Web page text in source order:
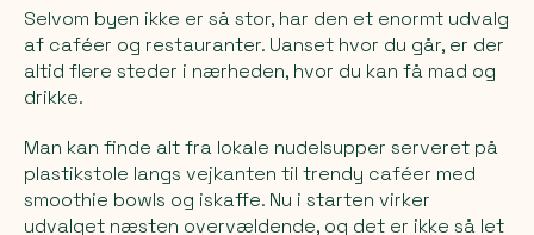
Selvom byen ikke er så stor, har den et enormt udvalg
af caféer og restauranter. Uanset hvor du går, er der
altid flere steder i nærheden, hvor du kan få mad og
drikke.
Man kan finde alt fra lokale nudelsupper serveret på
plastikstole langs vejkanten til trendy caféer med
smoothie bowls og iskaffe. Nu i starten virker
udvalget næsten overvældende, og det er ikke så let